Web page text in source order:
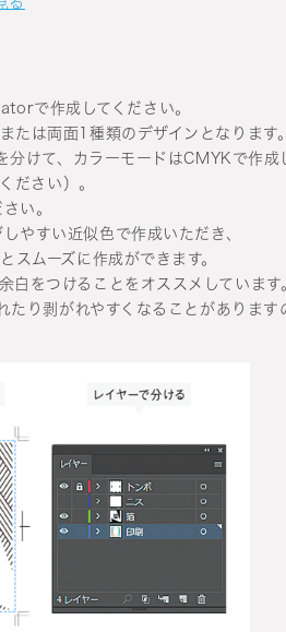
で作成してください。
たは両面1種類のデザインとなります。
けて、カラーモードはCMYKで作成
ださい）。
い。
やすい近似色で作成いただき、
スムーズに作成ができます。
白をつけることをオススメしています
り剥がれやすくなることがあります